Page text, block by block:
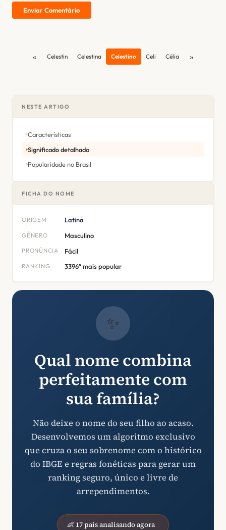
Enviar Comentário
« Celestin Celestina Celestino Celi Célia »
NESTE ARTIGO
Características
Significado detalhado
Popularidade no Brasil
FICHA DO NOME
ORIGEM Latina
GÊNERO Masculino
PRONÚNCIA Fácil
RANKING 3396º mais popular
✨
Qual nome combina
perfeitamente com
sua família?
Não deixe o nome do seu filho ao acaso.
Desenvolvemos um algoritmo exclusivo
que cruza o seu sobrenome com o histórico
do IBGE e regras fonéticas para gerar um
ranking seguro, único e livre de
arrependimentos.
👶 17 pais analisando agora